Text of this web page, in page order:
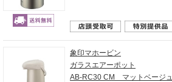
象印マホービン
ガラスエアーポット
AB-RC30 CM マットベージュ